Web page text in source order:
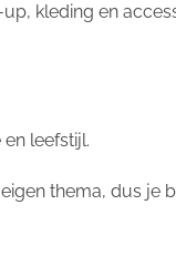
kleding en
leefstijl.
thema, dus je